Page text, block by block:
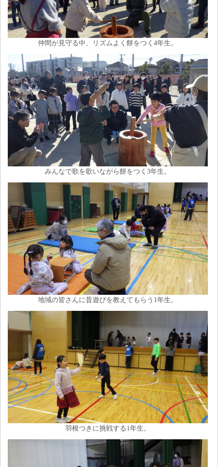
仲間が見守る中、リズムよく餅をつく4年生。
みんなで歌を歌いながら餅をつく3年生。
地域の皆さんに昔遊びを教えてもらう1年生。
羽根つきに挑戦する1年生。